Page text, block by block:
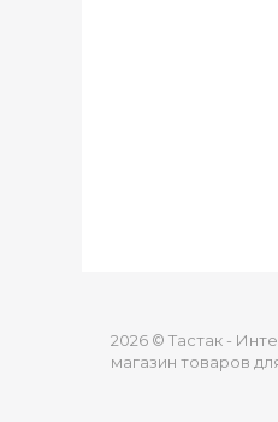
2026 © Тастак -
магазин товаров